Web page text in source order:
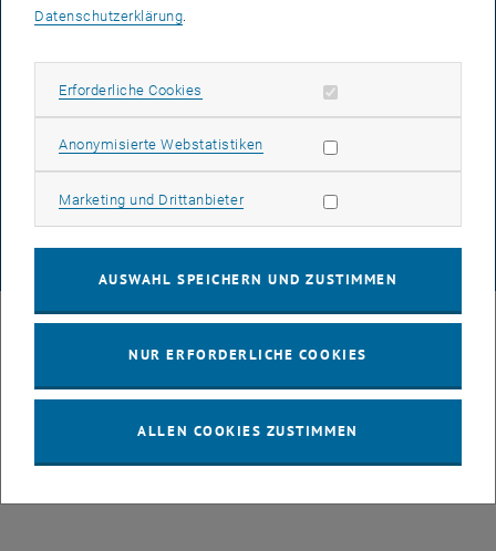
COOKIEEINSTELLUNGEN
Datenschutzerklärung.
Erforderliche Cookies Erforderliche Cookies zulassen
Anonymisierte WebstatistikenStatistik Cookies zulassen
Marketing und DrittanbieterMarketing Cookies zulassen
AUSWAHL SPEICHERN UND ZUSTIMMEN
NUR ERFORDERLICHE COOKIES
ALLEN COOKIES ZUSTIMMEN